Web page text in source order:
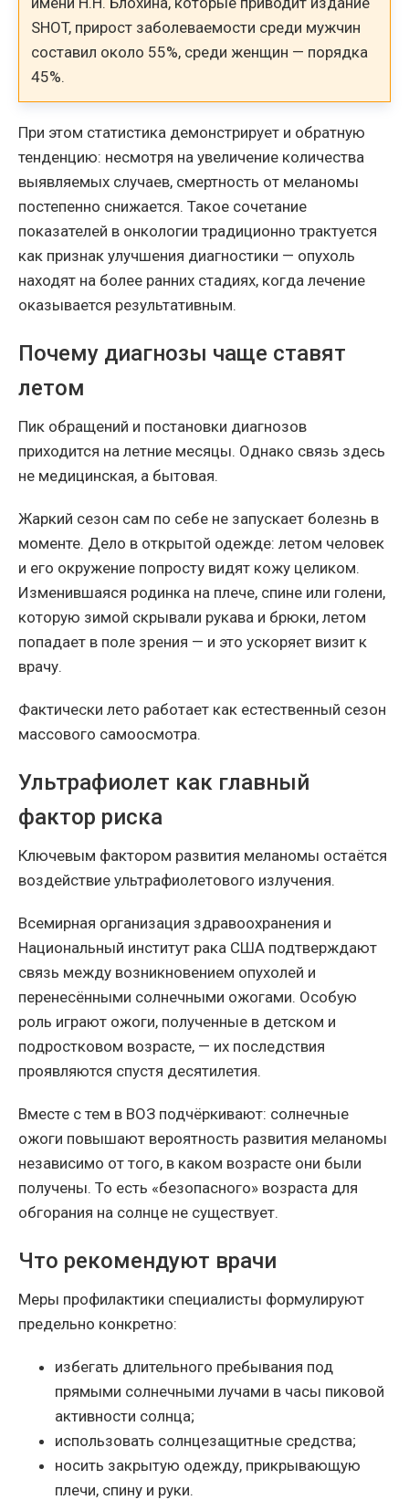
SHOT, прирост заболеваемости среди мужчин
составил около 55%, среди женщин — порядка
45%.
При этом статистика демонстрирует и обратную
тенденцию: несмотря на увеличение количества
выявляемых случаев, смертность от меланомы
постепенно снижается. Такое сочетание
показателей в онкологии традиционно трактуется
как признак улучшения диагностики — опухоль
находят на более ранних стадиях, когда лечение
оказывается результативным.
Почему диагнозы чаще ставят
летом
Пик обращений и постановки диагнозов
приходится на летние месяцы. Однако связь здесь
не медицинская, а бытовая.
Жаркий сезон сам по себе не запускает болезнь в
моменте. Дело в открытой одежде: летом человек
и его окружение попросту видят кожу целиком.
Изменившаяся родинка на плече, спине или голени,
которую зимой скрывали рукава и брюки, летом
попадает в поле зрения — и это ускоряет визит к
врачу.
Фактически лето работает как естественный сезон
массового самоосмотра.
Ультрафиолет как главный
фактор риска
Ключевым фактором развития меланомы остаётся
воздействие ультрафиолетового излучения.
Всемирная организация здравоохранения и
Национальный институт рака США подтверждают
связь между возникновением опухолей и
перенесёнными солнечными ожогами. Особую
роль играют ожоги, полученные в детском и
подростковом возрасте, — их последствия
проявляются спустя десятилетия.
Вместе с тем в ВОЗ подчёркивают: солнечные
ожоги повышают вероятность развития меланомы
независимо от того, в каком возрасте они были
получены. То есть «безопасного» возраста для
обгорания на солнце не существует.
Что рекомендуют врачи
Меры профилактики специалисты формулируют
предельно конкретно:
избегать длительного пребывания под
прямыми солнечными лучами в часы пиковой
активности солнца;
использовать солнцезащитные средства;
носить закрытую одежду, прикрывающую
плечи, спину и руки.